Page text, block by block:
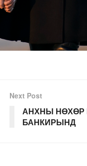
Next Post
АНХНЫ НӨХӨР
БАНКИРЫНД